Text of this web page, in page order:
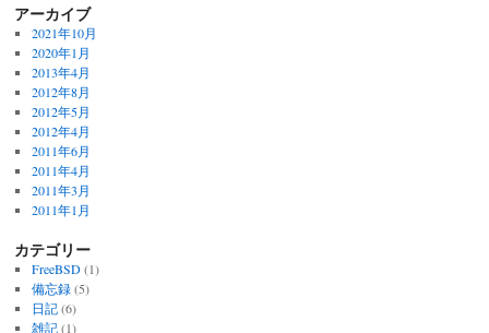
アーカイブ
2021年10月
2020年1月
2013年4月
2012年8月
2012年5月
2012年4月
2011年6月
2011年4月
2011年3月
2011年1月
カテゴリー
FreeBSD(1)
備忘録(5)
日記(6)
雑記(1)